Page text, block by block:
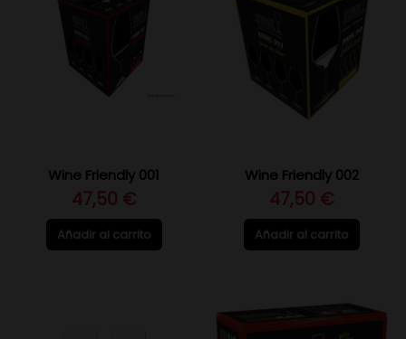
Wine Friendly 001
47,50 €
Añadir al carrito
Wine Friendly 002
47,50 €
Añadir al carrito